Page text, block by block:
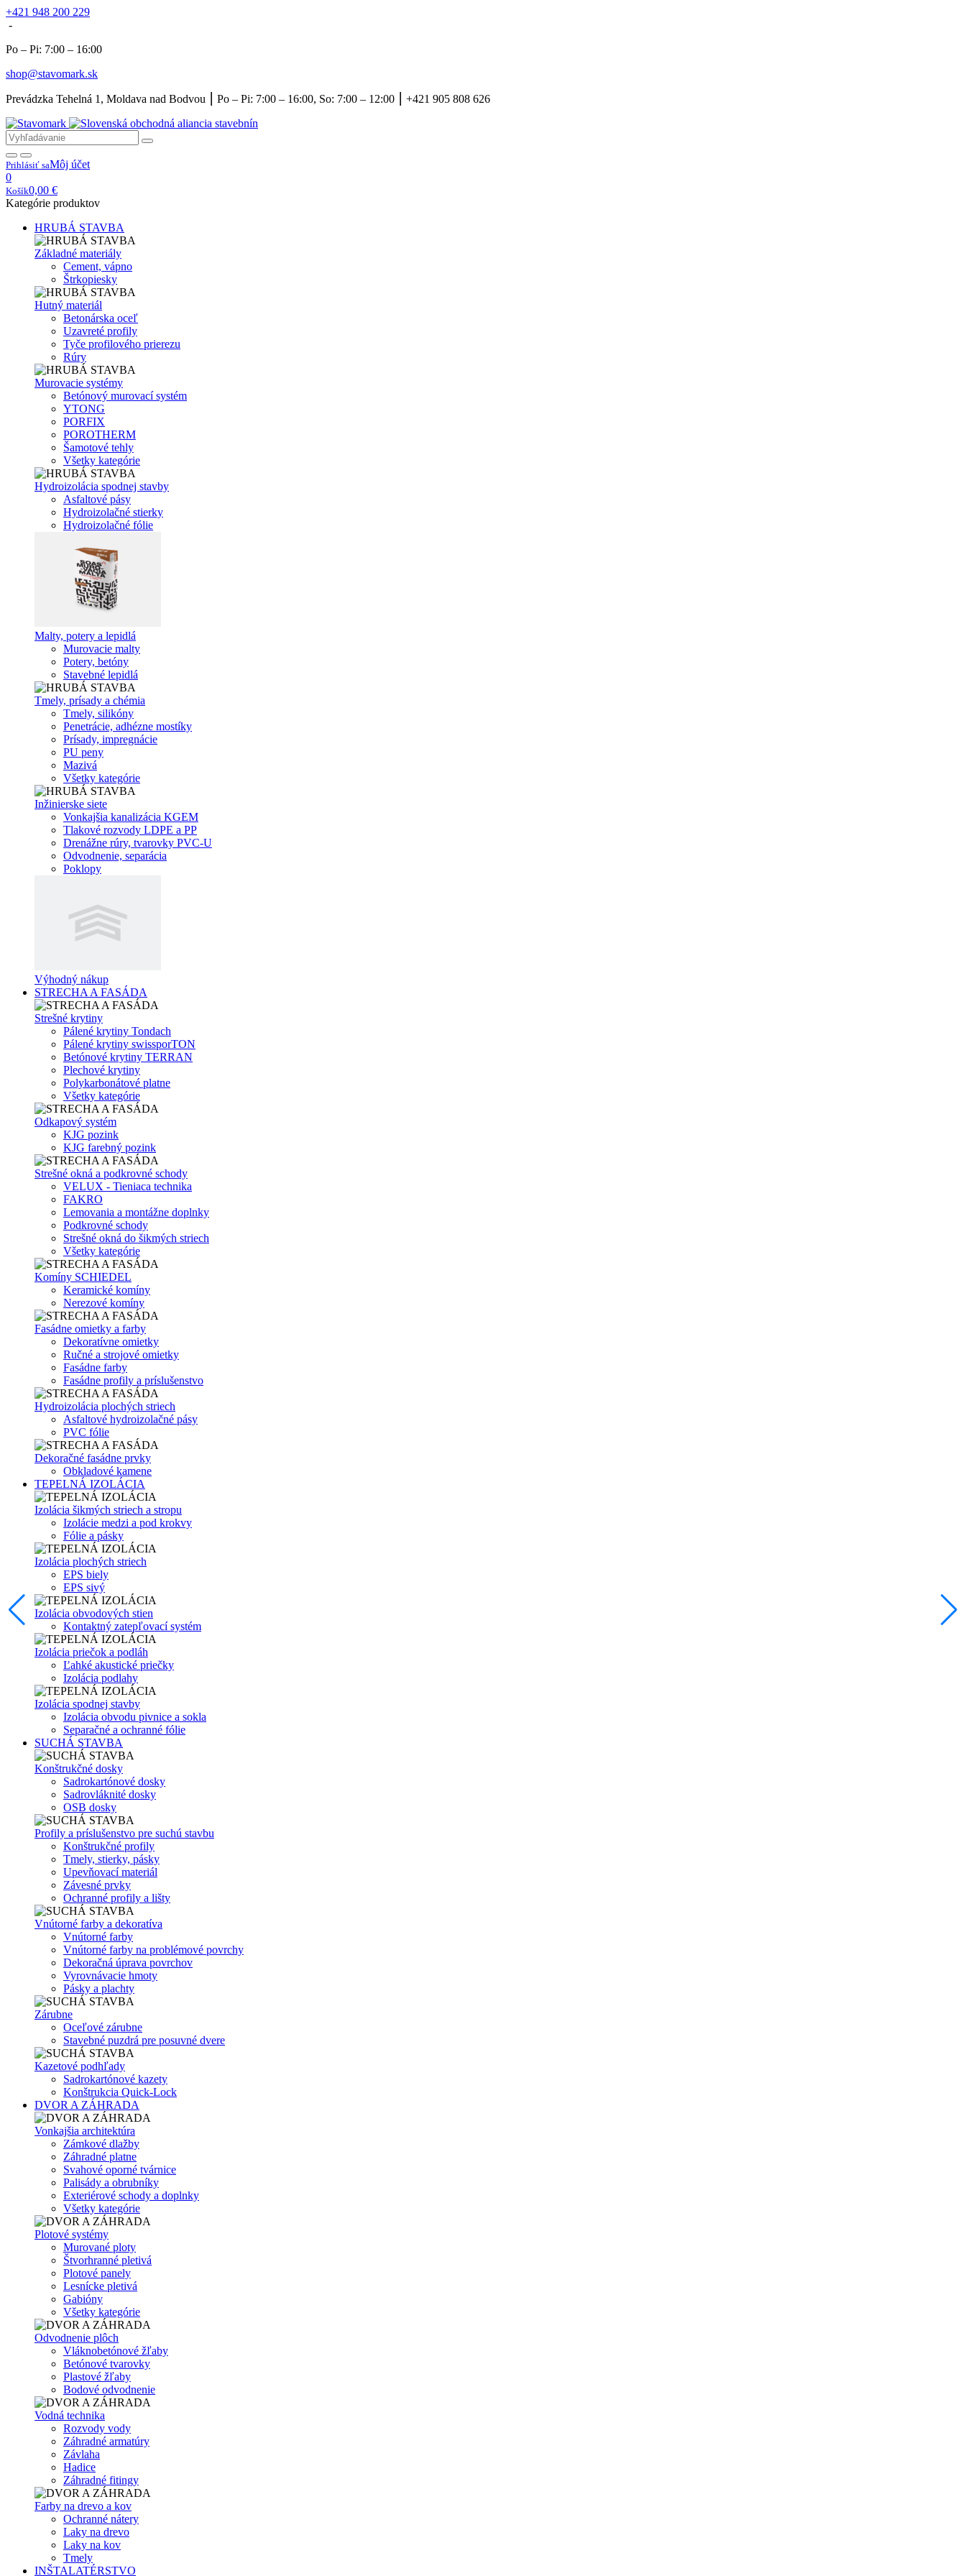
+421 948 200 229
-
Po – Pi: 7:00 – 16:00
shop@stavomark.sk
Prevádzka Tehelná 1, Moldava nad Bodvou ⎮ Po – Pi: 7:00 – 16:00, So: 7:00 – 12:00 ⎮ +421 905 808 626
Prihlásiť saMôj účet
0
Košík0,00 €
Kategórie produktov
HRUBÁ STAVBA
Základné materiály
Cement, vápno
Štrkopiesky
Hutný materiál
Betonárska oceľ
Uzavreté profily
Tyče profilového prierezu
Rúry
Murovacie systémy
Betónový murovací systém
YTONG
PORFIX
POROTHERM
Šamotové tehly
Všetky kategórie
Hydroizolácia spodnej stavby
Asfaltové pásy
Hydroizolačné stierky
Hydroizolačné fólie
Malty, potery a lepidlá
Murovacie malty
Potery, betóny
Stavebné lepidlá
Tmely, prísady a chémia
Tmely, silikóny
Penetrácie, adhézne mostíky
Prísady, impregnácie
PU peny
Mazivá
Všetky kategórie
Inžinierske siete
Vonkajšia kanalizácia KGEM
Tlakové rozvody LDPE a PP
Drenážne rúry, tvarovky PVC-U
Odvodnenie, separácia
Poklopy
Výhodný nákup
STRECHA A FASÁDA
Strešné krytiny
Pálené krytiny Tondach
Pálené krytiny swissporTON
Betónové krytiny TERRAN
Plechové krytiny
Polykarbonátové platne
Všetky kategórie
Odkapový systém
KJG pozink
KJG farebný pozink
Strešné okná a podkrovné schody
VELUX - Tieniaca technika
FAKRO
Lemovania a montážne doplnky
Podkrovné schody
Strešné okná do šikmých striech
Všetky kategórie
Komíny SCHIEDEL
Keramické komíny
Nerezové komíny
Fasádne omietky a farby
Dekoratívne omietky
Ručné a strojové omietky
Fasádne farby
Fasádne profily a príslušenstvo
Hydroizolácia plochých striech
Asfaltové hydroizolačné pásy
PVC fólie
Dekoračné fasádne prvky
Obkladové kamene
TEPELNÁ IZOLÁCIA
Izolácia šikmých striech a stropu
Izolácie medzi a pod krokvy
Fólie a pásky
Izolácia plochých striech
EPS biely
EPS sivý
Izolácia obvodových stien
Kontaktný zatepľovací systém
Izolácia priečok a podláh
Ľahké akustické priečky
Izolácia podlahy
Izolácia spodnej stavby
Izolácia obvodu pivnice a sokla
Separačné a ochranné fólie
SUCHÁ STAVBA
Konštrukčné dosky
Sadrokartónové dosky
Sadrovláknité dosky
OSB dosky
Profily a príslušenstvo pre suchú stavbu
Konštrukčné profily
Tmely, stierky, pásky
Upevňovací materiál
Závesné prvky
Ochranné profily a lišty
Vnútorné farby a dekoratíva
Vnútorné farby
Vnútorné farby na problémové povrchy
Dekoračná úprava povrchov
Vyrovnávacie hmoty
Pásky a plachty
Zárubne
Oceľové zárubne
Stavebné puzdrá pre posuvné dvere
Kazetové podhľady
Sadrokartónové kazety
Konštrukcia Quick-Lock
DVOR A ZÁHRADA
Vonkajšia architektúra
Zámkové dlažby
Záhradné platne
Svahové oporné tvárnice
Palisády a obrubníky
Exteriérové schody a doplnky
Všetky kategórie
Plotové systémy
Murované ploty
Štvorhranné pletivá
Plotové panely
Lesnícke pletivá
Gabióny
Všetky kategórie
Odvodnenie plôch
Vláknobetónové žľaby
Betónové tvarovky
Plastové žľaby
Bodové odvodnenie
Vodná technika
Rozvody vody
Záhradné armatúry
Závlaha
Hadice
Záhradné fitingy
Farby na drevo a kov
Ochranné nátery
Laky na drevo
Laky na kov
Tmely
INŠTALATÉRSTVO